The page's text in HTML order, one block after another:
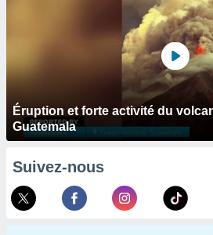
Éruption et forte activité du
Guatemala
Suivez-nous